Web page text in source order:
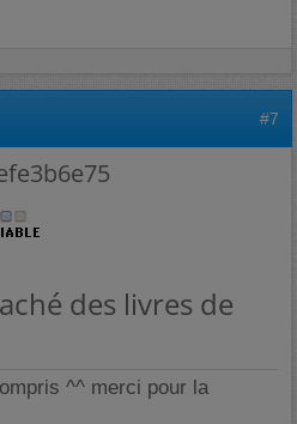
#7
des livres de
^^ merci pour la